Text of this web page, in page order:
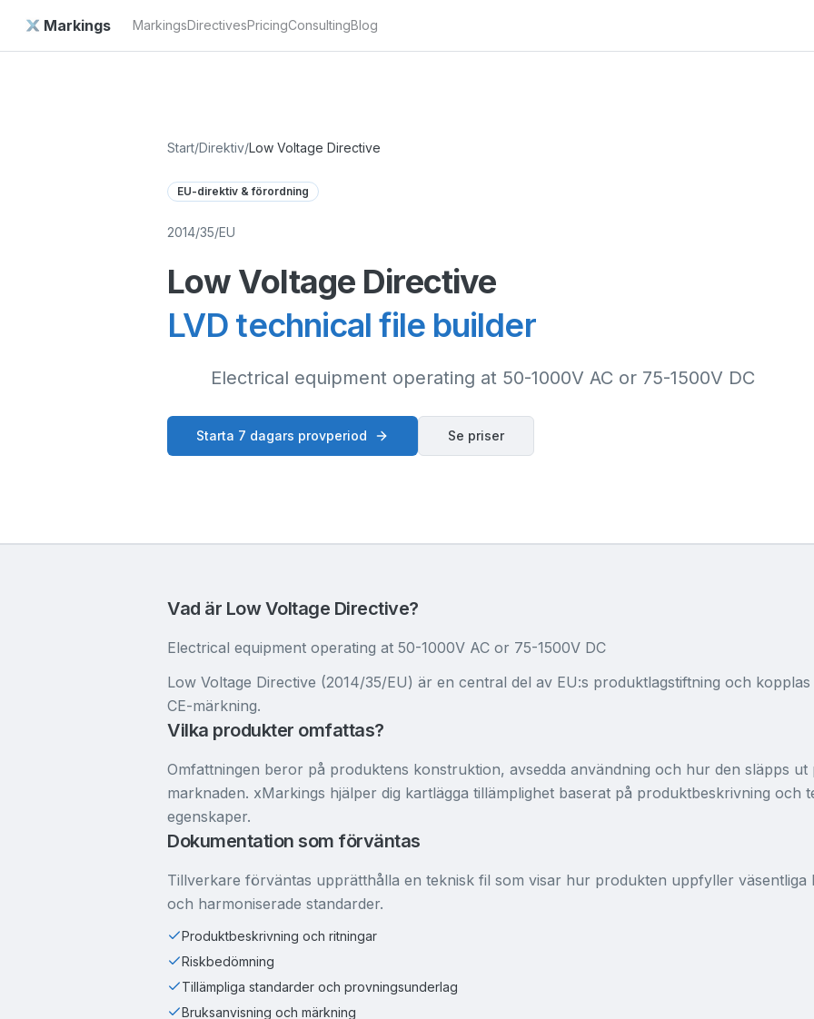
Markings MarkingsDirectivesPricingConsultingBlog
Start/Direktiv/Low Voltage Directive
EU-direktiv & förordning
2014/35/EU
Low Voltage Directive
LVD technical file builder
Electrical equipment operating at 50-1000V AC or 75-1500V DC
Starta 7 dagars provperiod Se priser
Vad är Low Voltage Directive?
Electrical equipment operating at 50-1000V AC or 75-1500V DC
Low Voltage Directive (2014/35/EU) är en central del av EU:s produktlagstiftning och kopplas
CE-märkning.
Vilka produkter omfattas?
Omfattningen beror på produktens konstruktion, avsedda användning och hur den släpps ut
marknaden. xMarkings hjälper dig kartlägga tillämplighet baserat på produktbeskrivning och
egenskaper.
Dokumentation som förväntas
Tillverkare förväntas upprätthålla en teknisk fil som visar hur produkten uppfyller väsentliga
och harmoniserade standarder.
Produktbeskrivning och ritningar
Riskbedömning
Tillämpliga standarder och provningsunderlag
Bruksanvisning och märkning